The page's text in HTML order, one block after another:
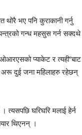
थोरै भए पनि कुराकानी गर्नु
गन्ध महसुस गर्न सक्दथे
प्याकेट र त्यही“बाट
अरू दुई जना महिलाहरु रहेछन्
घरिघरि मलाई हेर्न
थिएनन् ।